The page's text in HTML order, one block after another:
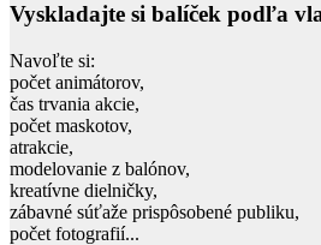
Vyskladajte si balíček podľa
Navoľte si:
počet animátorov,
čas trvania akcie,
počet maskotov,
atrakcie,
modelovanie z balónov,
kreatívne dielničky,
zábavné súťaže prispôsobené publiku,
počet fotografií...